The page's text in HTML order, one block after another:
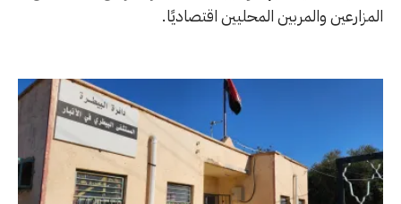
المزارعين والمربين المحليين اقتصاديًا.